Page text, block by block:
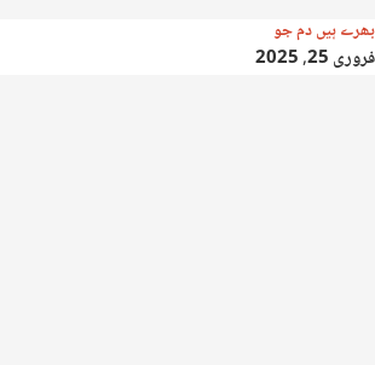
بھرے ہیں دم جو
فروری 25, 2025